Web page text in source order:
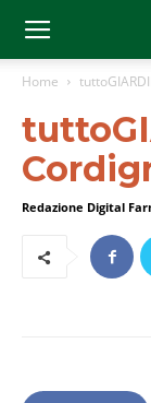
Home
Redazione Digital